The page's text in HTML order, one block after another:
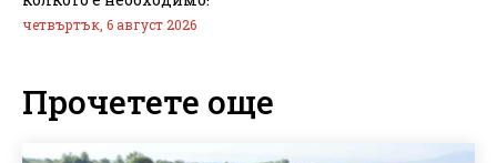
четвъртък, 6 август 2026
Прочетете още